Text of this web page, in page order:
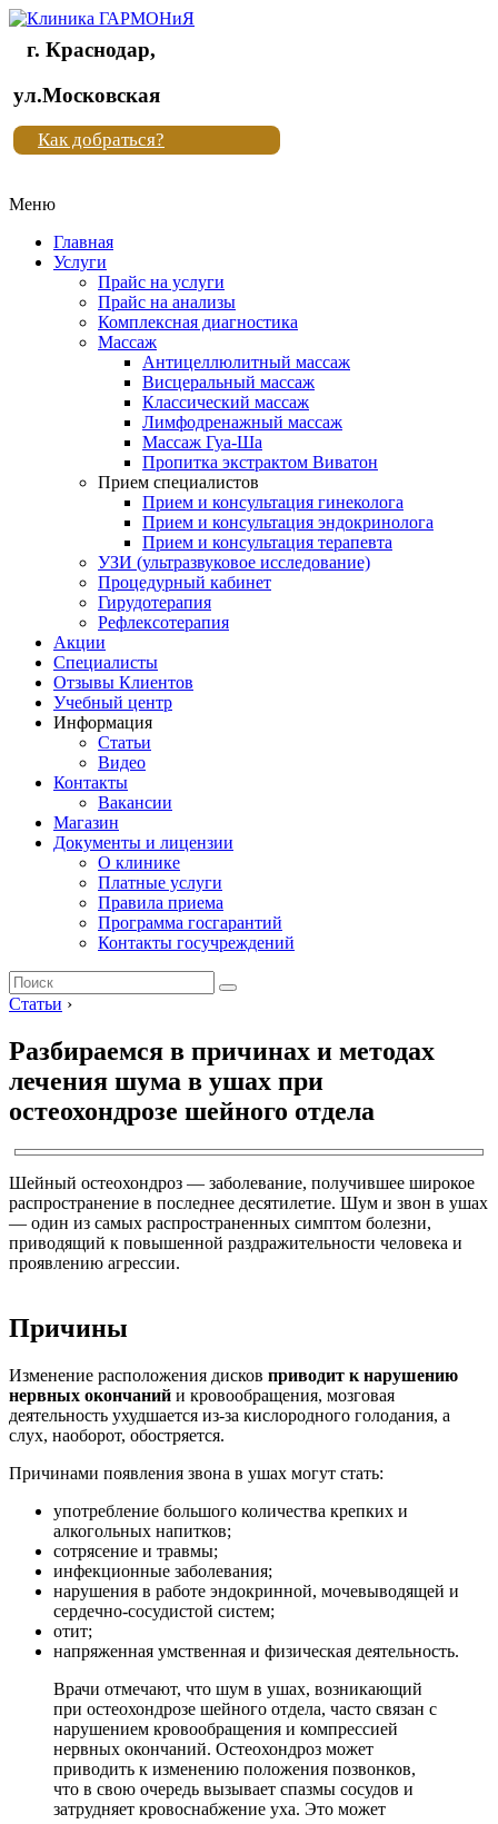
Клиника
"Новая
жизнь"
Клиника
жизнь"
г. Краснодар,
ул.Московская
Как добраться?
Меню
Главная
Услуги
Прайс на услуги
Прайс на анализы
Комплексная диагностика
Массаж
Антицеллюлитный массаж
Висцеральный массаж
Классический массаж
Лимфодренажный массаж
Массаж Гуа-Ша
Пропитка экстрактом Виватон
Прием специалистов
Прием и консультация гинеколога
Прием и консультация эндокринолога
Прием и консультация терапевта
УЗИ (ультразвуковое исследование)
Процедурный кабинет
Гирудотерапия
Рефлексотерапия
Акции
Специалисты
Отзывы Клиентов
Учебный центр
Информация
Статьи
Видео
Контакты
Вакансии
Магазин
Документы и лицензии
О клинике
Платные услуги
Правила приема
Программа госгарантий
Контакты госучреждений
Статьи ›
Разбираемся в причинах и методах
лечения шума в ушах при
остеохондрозе шейного отдела
Шейный остеохондроз — заболевание, получившее широкое
распространение в последнее десятилетие. Шум и звон в ушах
— один из самых распространенных симптом болезни,
приводящий к повышенной раздражительности человека и
проявлению агрессии.
Причины
Изменение расположения дисков приводит к нарушению
нервных окончаний и кровообращения, мозговая
деятельность ухудшается из-за кислородного голодания, а
слух, наоборот, обостряется.
Причинами появления звона в ушах могут стать:
употребление большого количества крепких и
алкогольных напитков;
сотрясение и травмы;
инфекционные заболевания;
нарушения в работе эндокринной, мочевыводящей и
сердечно-сосудистой систем;
отит;
напряженная умственная и физическая деятельность.
Врачи отмечают, что шум в ушах, возникающий
при остеохондрозе шейного отдела, часто связан с
нарушением кровообращения и компрессией
нервных окончаний. Остеохондроз может
приводить к изменению положения позвонков,
что в свою очередь вызывает спазмы сосудов и
затрудняет кровоснабжение уха. Это может